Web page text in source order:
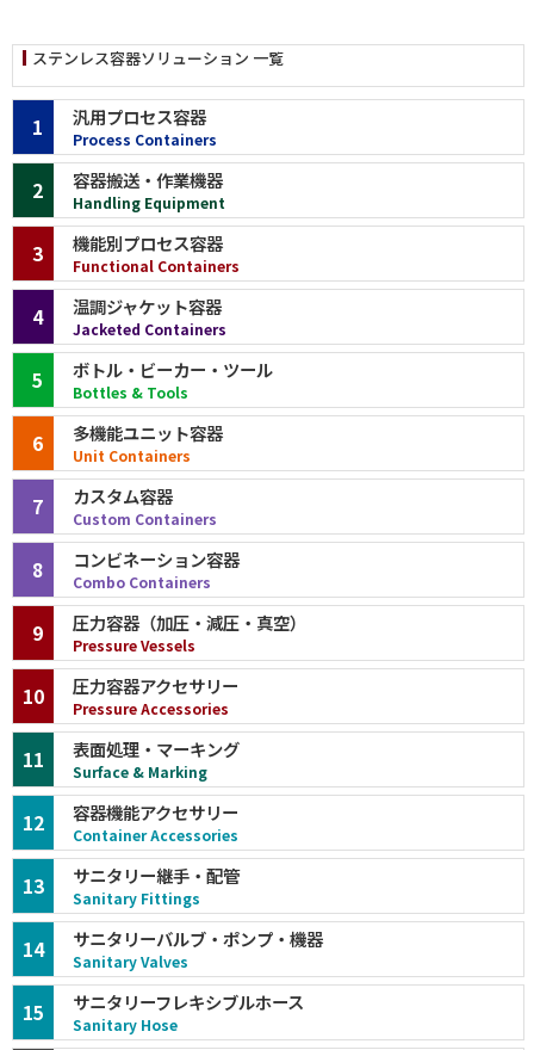
ステンレス容器ソリューション 一覧
汎用プロセス容器
Process Containers
1
容器搬送・作業機器
Handling Equipment
2
機能別プロセス容器
Functional Containers
3
温調ジャケット容器
Jacketed Containers
4
ボトル・ビーカー・ツール
Bottles & Tools
5
多機能ユニット容器
Unit Containers
6
カスタム容器
Custom Containers
7
コンビネーション容器
Combo Containers
8
圧力容器（加圧・減圧・真空）
Pressure Vessels
9
圧力容器アクセサリー
Pressure Accessories
10
表面処理・マーキング
Surface & Marking
11
容器機能アクセサリー
Container Accessories
12
サニタリー継手・配管
Sanitary Fittings
13
サニタリーバルブ・ポンプ・機器
Sanitary Valves
14
サニタリーフレキシブルホース
Sanitary Hose
15